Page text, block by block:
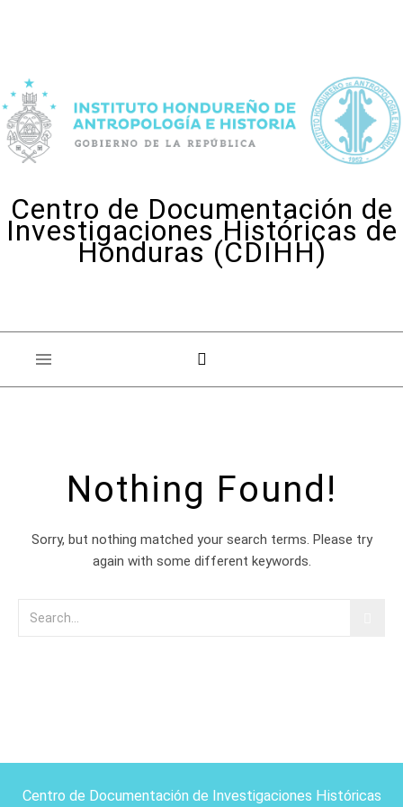
Centro de Documentación de
Investigaciones Históricas de
Honduras (CDIHH)
Nothing Found!
Sorry, but nothing matched your search terms. Please try
again with some different keywords.
Centro de Documentación de Investigaciones Históricas